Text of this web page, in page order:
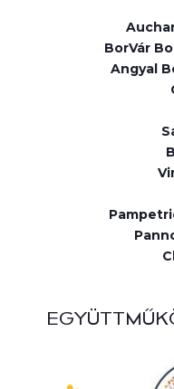
BorVár
Angyal